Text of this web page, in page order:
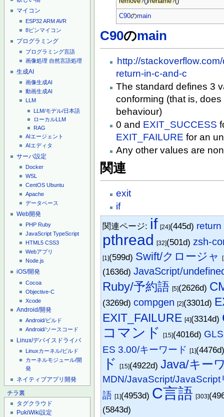
マイコン
ESP32ARMAVR
8ピンマイコン
プログラミング
プログラミング言語
画像処理 自然言語処理
生成AI
画像生成AI
動画生成AI
LLM
LLM/モデル/日本語
ローカルLLM
RAG
AIエージェント
AIエディタ
サーバ設定
Docker
WSL
CentOS Ubuntu
Apache
データベース
Web開発
PHP Ruby
JavaScript TypeScript
HTML5 CSS3
Webアプリ
Node.js
iOS/開発
Cocoa
Objective-C
Xcode
Android/開発
Android/ビルド
Android/ソースコード
Linux/デバイスドライバ
Linuxカーネル/ビルド
カーネルモジュール/開
発
ネイティブアプリ開発
チラ裏
タグクラウド
PukiWiki設定
C90のmain
C90のmain
http://
return-in-c-and-c
The standard defines 3
conforming (that is,
behaviour)
0 and EXIT_SUCCESS
EXIT_FAILURE for an
Any other values are
関連
exit
if
関連ページ: if [24](445d) return
pthread [32](501d)zsh-
[1](599d) Swift/クロージャ
(1636d)JavaScript/
Ruby/予約語 [5](2626d)
(3269d)compgen [2](3301d)
EXIT_FAILURE [4](3314d)
コマンド [15](4016d)
ES 3.00/キーワード [1]
ド [15](4922d)Java/キー
MDN/JavaScript/JavaScript
語 [1](4953d) C言語 [303]
(5843d)